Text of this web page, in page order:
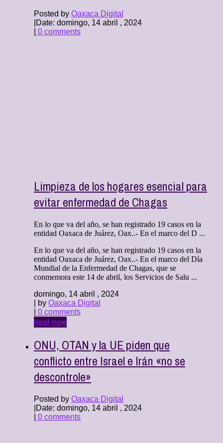
Posted by Oaxaca Digital
Date: domingo, 14 abril , 2024
0 comments
Limpieza de los hogares esencial para
evitar enfermedad de Chagas
En lo que va del año, se han registrado 19 casos en la
entidad Oaxaca de Juárez, Oax..- En el marco del D ...
En lo que va del año, se han registrado 19 casos en la
entidad Oaxaca de Juárez, Oax..- En el marco del Día
Mundial de la Enfermedad de Chagas, que se
conmemora este 14 de abril, los Servicios de Salu ...
domingo, 14 abril , 2024
| by Oaxaca Digital
0 comments
Read more
ONU, OTAN y la UE piden que
conflicto entre Israel e Irán «no se
descontrole»
Posted by Oaxaca Digital
Date: domingo, 14 abril , 2024
0 comments